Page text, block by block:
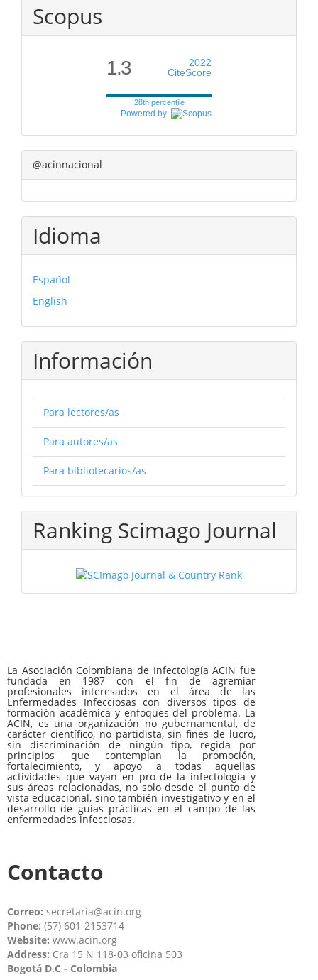
Scopus
1.3
2022
CiteScore
28th percentile
Powered by
@acinnacional
Idioma
Español
English
Información
Para lectores/as
Para autores/as
Para bibliotecarios/as
Ranking Scimago Journal
La Asociación Colombiana de Infectología ACIN fue
fundada en 1987 con el fin de agremiar
profesionales interesados en el área de las
Enfermedades Infecciosas con diversos tipos de
formación académica y enfoques del problema. La
ACIN, es una organización no gubernamental, de
carácter científico, no partidista, sin fines de lucro,
sin discriminación de ningún tipo, regida por
principios que contemplan la promoción,
fortalecimiento, y apoyo a todas aquellas
actividades que vayan en pro de la infectología y
sus áreas relacionadas, no solo desde el punto de
vista educacional, sino también investigativo y en el
desarrollo de guías prácticas en el campo de las
enfermedades infecciosas.
Contacto
Correo: secretaria@acin.org
Phone: (57) 601-2153714
Website: www.acin.org
Address: Cra 15 N 118-03 oficina 503
Bogotá D.C - Colombia